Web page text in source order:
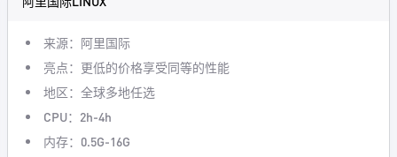
来源：阿里国际
亮点：更低的价格享受同等的性能
地区：全球多地任选
CPU：2h-4h
内存：0.5G-16G